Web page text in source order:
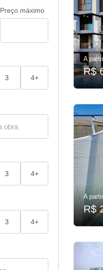
Preço máximo
3 4+
3 4+
3 4+
A
R$
A
R$